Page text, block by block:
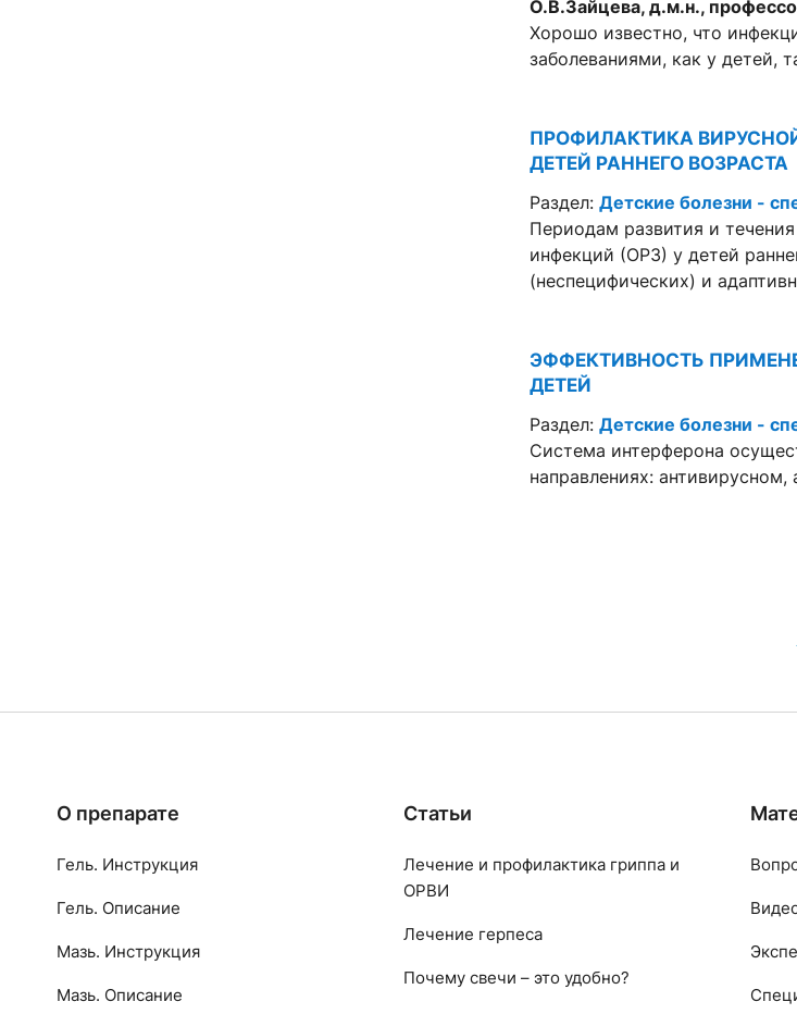
О.В.Зайцева, д.м.н.,
Хорошо известно, что
заболеваниями, как у детей,
ПРОФИЛАКТИКА
ДЕТЕЙ РАННЕГО ВОЗРАСТА
Раздел: Детские болезни -
Периодам развития и
инфекций (ОРЗ) у детей
(неспецифических) и
ЭФФЕКТИВНОСТЬ
ДЕТЕЙ
Раздел: Детские болезни -
Система интерферона
направлениях:
О препарате
Гель. Инструкция
Гель. Описание
Мазь. Инструкция
Мазь. Описание
Статьи
Лечение и профилактика гриппа и
ОРВИ
Лечение герпеса
Почему свечи – это удобно?